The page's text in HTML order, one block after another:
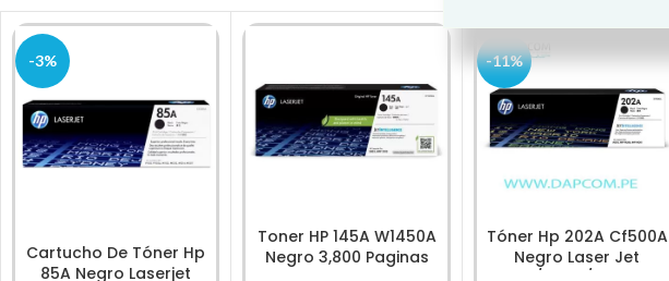
-3%
Cartucho De Tóner Hp
85A Negro Laserjet
Toner HP 145A W1450A
Negro 3,800 Paginas
-11%
Tóner Hp 202A Cf500A
Negro Laser Jet